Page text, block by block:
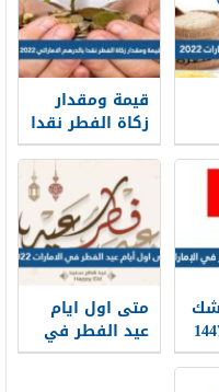
قيمة ومقدار
زكاة الفطر نقدا
بالدرهم
الاماراتي 2026
1447
متى اول ايام
عيد الفطر في
الامارات 2026